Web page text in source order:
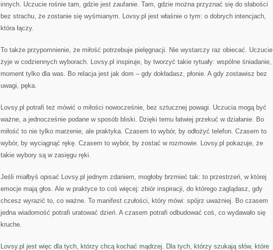
innych. Uczucie rośnie tam, gdzie jest zaufanie. Tam, gdzie można przyznać się do słabości
bez strachu, że zostanie się wyśmianym. Lovsy.pl jest właśnie o tym: o dobrych intencjach,
która łączy.
To także przypomnienie, że miłość potrzebuje pielęgnacji. Nie wystarczy raz obiecać. Uczucie
żyje w codziennych wyborach. Lovsy.pl inspiruje, by tworzyć takie rytuały: wspólne śniadanie,
moment tylko dla was. Bo relacja jest jak dom – gdy dokładasz, płonie. A gdy zostawisz bez
uwagi, pęka.
Lovsy.pl potrafi też mówić o miłości nowocześnie, bez sztucznej powagi. Uczucia mogą być
ważne, a jednocześnie podane w sposób bliski. Dzięki temu łatwiej przekuć w działanie. Bo
miłość to nie tylko marzenie, ale praktyka. Czasem to wybór, by odłożyć telefon. Czasem to
wybór, by wyciągnąć rękę. Czasem to wybór, by zostać w rozmowie. Lovsy.pl pokazuje, że
takie wybory są w zasięgu ręki.
Jeśli miałbyś opisać Lovsy.pl jednym zdaniem, mogłoby brzmieć tak: to przestrzeń, w której
emocje mają głos. Ale w praktyce to coś więcej: zbiór inspiracji, do którego zaglądasz, gdy
chcesz wyrazić to, co ważne. To manifest czułości, który mówi: spójrz uważniej. Bo czasem
jedna wiadomość potrafi uratować dzień. A czasem potrafi odbudować coś, co wydawało się
kruche.
Lovsy.pl jest więc dla tych, którzy chcą kochać mądrzej. Dla tych, którzy szukają słów, które